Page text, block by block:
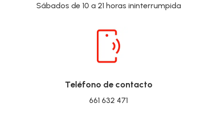
Sábados de 10 a 21 horas ininterrumpida
Teléfono de contacto
661 632 471